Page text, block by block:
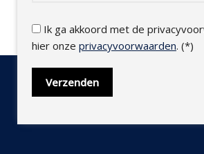
Ik ga akkoord met de
hier onze privacyvoorwaarden. (*)